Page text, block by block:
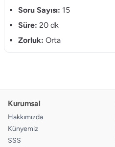
10. A
12. A B
15.
Soru Sayısı: 15
Süre: 20 dk
Zorluk: Orta
Kurumsal
Hakkımızda
Künyemiz
SSS